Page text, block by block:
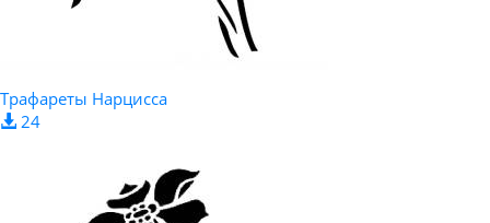
Трафареты Нарцисса
24